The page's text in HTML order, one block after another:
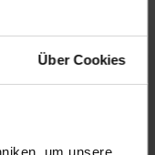
Über Cookies
um unsere